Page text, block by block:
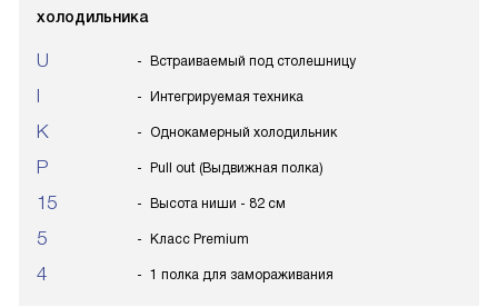
холодильника
U Встраиваемый под столешницу
I Интегрируемая техника
K Однокамерный холодильник
P Pull out (Выдвижная полка)
15 Высота ниши - 82 см
5 Класс Premium
4 1 полка для замораживания